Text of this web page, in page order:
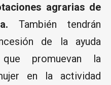
agrarias de
También tendrán
de la ayuda
promuevan la
en la actividad